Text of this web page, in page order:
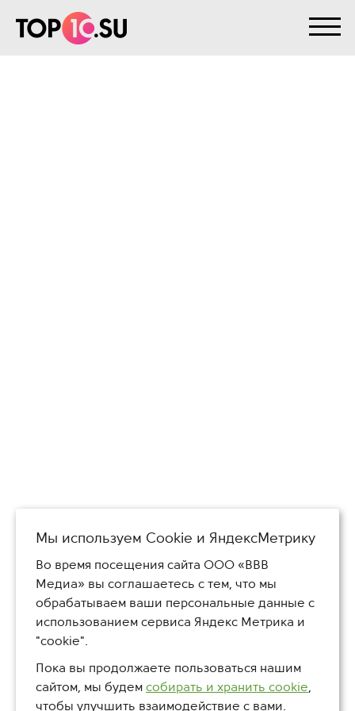
На главную
ОРБИТА
Мы используем Сookie и ЯндексМетрику
Во время посещения сайта ООО «ВВВ
Медиа» вы соглашаетесь с тем, что мы
обрабатываем ваши персональные данные с
использованием сервиса Яндекс Метрика и
"cookie".
Пока вы продолжаете пользоваться нашим
сайтом, мы будем собирать и хранить cookie,
чтобы улучшить взаимодействие с вами.